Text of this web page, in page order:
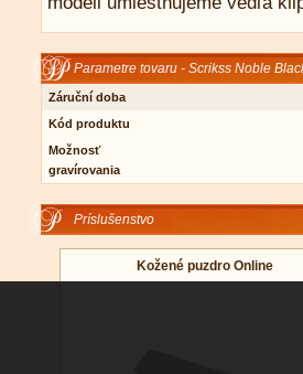
Parametre tovaru - Scrikss Noble
Záruční doba
Kód produktu
Možnosť
gravírovania
Príslušenstvo
Kožené puzdro Online